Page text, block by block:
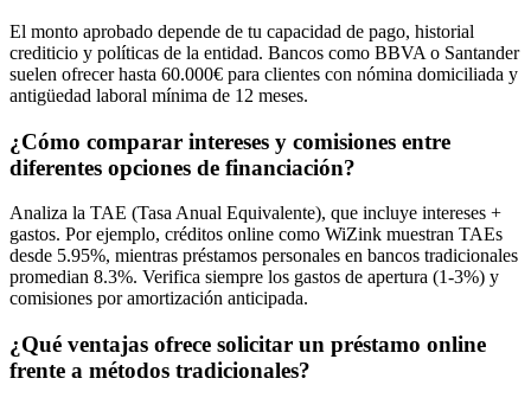
El monto aprobado depende de tu capacidad de pago, historial
crediticio y políticas de la entidad. Bancos como BBVA o Santander
suelen ofrecer hasta 60.000€ para clientes con nómina domiciliada y
antigüedad laboral mínima de 12 meses.
¿Cómo comparar intereses y comisiones entre
diferentes opciones de financiación?
Analiza la TAE (Tasa Anual Equivalente), que incluye intereses +
gastos. Por ejemplo, créditos online como WiZink muestran TAEs
desde 5.95%, mientras préstamos personales en bancos tradicionales
promedian 8.3%. Verifica siempre los gastos de apertura (1-3%) y
comisiones por amortización anticipada.
¿Qué ventajas ofrece solicitar un préstamo online
frente a métodos tradicionales?